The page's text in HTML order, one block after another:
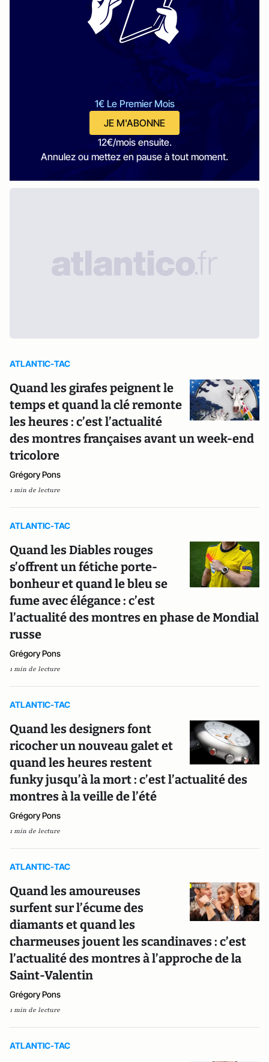
1€ Le Premier Mois
JE M'ABONNE
12€/mois ensuite.
Annulez ou mettez en pause à tout moment.
ATLANTIC-TAC
Quand les girafes peignent le
temps et quand la clé remonte
les heures : c’est l’actualité
des montres françaises avant un week-end
tricolore
Grégory Pons
1 min de lecture
ATLANTIC-TAC
Quand les Diables rouges
s’offrent un fétiche porte-
bonheur et quand le bleu se
fume avec élégance : c’est
l’actualité des montres en phase de Mondial
russe
Grégory Pons
1 min de lecture
ATLANTIC-TAC
Quand les designers font
ricocher un nouveau galet et
quand les heures restent
funky jusqu’à la mort : c’est l’actualité des
montres à la veille de l’été
Grégory Pons
1 min de lecture
ATLANTIC-TAC
Quand les amoureuses
surfent sur l’écume des
diamants et quand les
charmeuses jouent les scandinaves : c’est
l’actualité des montres à l’approche de la
Saint-Valentin
Grégory Pons
1 min de lecture
ATLANTIC-TAC